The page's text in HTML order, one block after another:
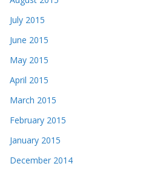
July 2015
June 2015
May 2015
April 2015
March 2015
February 2015
January 2015
December 2014